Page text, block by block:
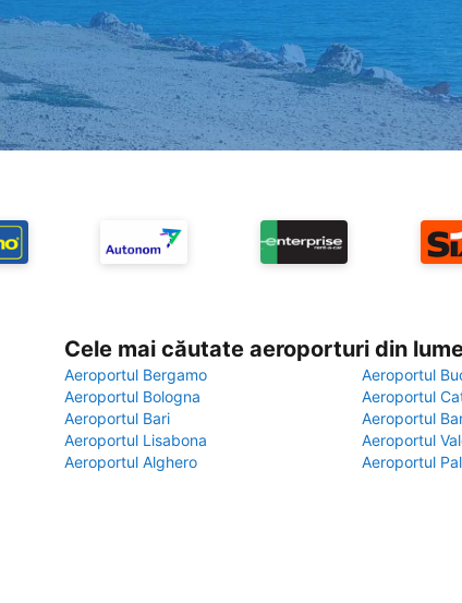
Cele mai căutate aeroporturi din
Aeroportul Bergamo
Aeroportul
Aeroportul Bologna
Aeroportul
Aeroportul Bari
Aeroportul
Aeroportul Lisabona
Aeroportul
Aeroportul Alghero
Aeroportul